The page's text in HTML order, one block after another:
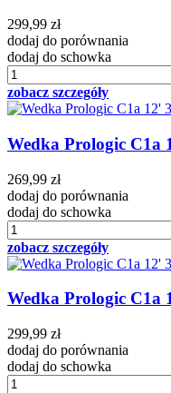
299,99 zł
dodaj do porównania
dodaj do schowka
zobacz szczegóły
Wedka Prologic C1a
269,99 zł
dodaj do porównania
dodaj do schowka
zobacz szczegóły
Wedka Prologic C1a
299,99 zł
dodaj do porównania
dodaj do schowka